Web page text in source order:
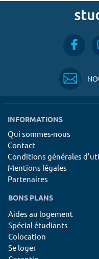
INFORMATIONS
Qui sommes-nous
Contact
Conditions générales
Mentions légales
Partenaires
BONS PLANS
Aides au logement
Spécial étudiants
Colocation
Se loger